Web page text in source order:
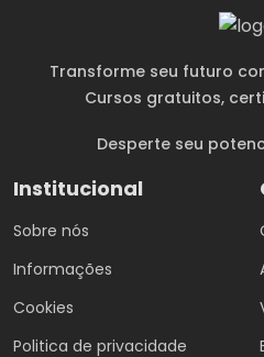
Transforme seu futuro
Cursos gratuitos,
Desperte seu
Institucional
Sobre nós
Informações
Cookies
Politica de privacidade